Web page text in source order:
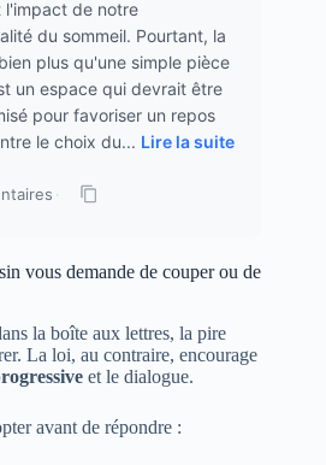
l'impact de notre
du sommeil. Pourtant, la
plus qu'une simple pièce
un espace qui devrait être
pour favoriser un repos
le choix du... Lire la suite
·
vous demande de couper ou de
la boîte aux lettres, la pire
La loi, au contraire, encourage
et le dialogue.
avant de répondre :